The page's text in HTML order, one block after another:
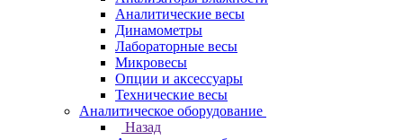
Аналитические весы
Динамометры
Лабораторные весы
Микровесы
Опции и аксессуары
Технические весы
Аналитическое оборудование
Назад